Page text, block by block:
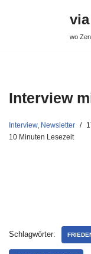
wo
Interview
Interview, Newsletter
10 Minuten Lesezeit
Schlagwörter: